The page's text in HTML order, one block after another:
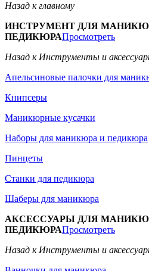
Назад к главному
ИНСТРУМЕНТ ДЛЯ
ПЕДИКЮРАПросмотреть
Назад к Инструменты и
Апельсиновые палочки для
Книпсеры
Маникюрные кусачки
Наборы для маникюра и педикюра
Пинцеты
Станки для педикюра
Шаберы для маникюра
АКСЕССУАРЫ ДЛЯ
ПЕДИКЮРАПросмотреть
Назад к Инструменты и